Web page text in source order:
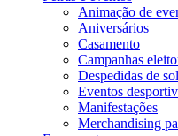
Animação de
Aniversários
Casamento
Campanhas
Despedidas de
Eventos
Manifestações
Merchandising